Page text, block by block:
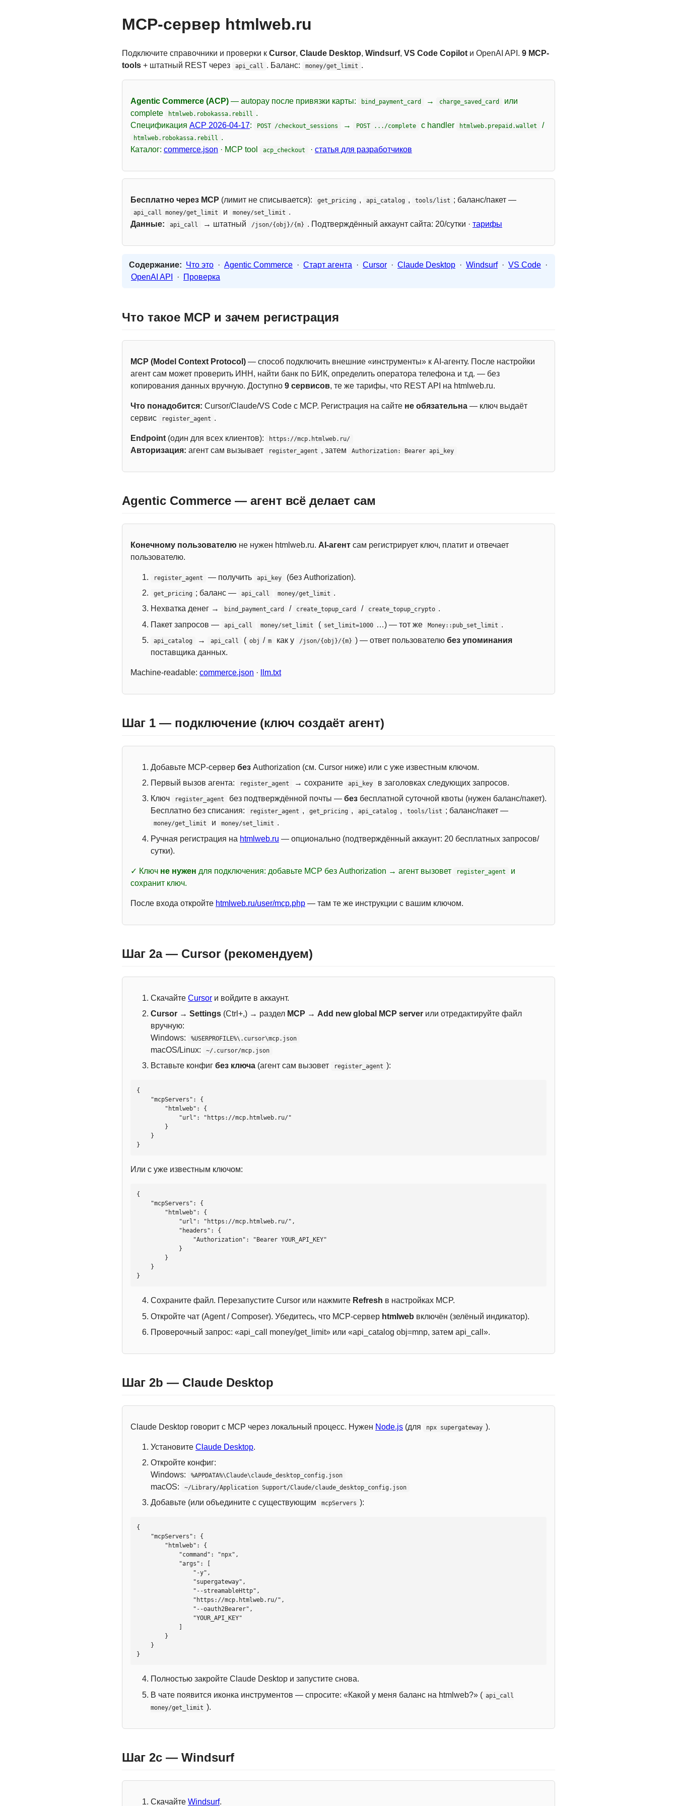
MCP-сервер htmlweb.ru
Подключите справочники и проверки к Cursor, Claude Desktop, Windsurf, VS Code Copilotи OpenAI API. 9 MCP-
tools + штатный REST через api_call . Баланс: money/get_limit .
Agentic Commerce (ACP) — autopay после привязки карты: bind_payment_card → charge_saved_card
или
complete
htmlweb.robokassa.rebill .
Спецификация ACP 2026-04-17: POST /checkout_sessions → POST .../complete с handler htmlweb.prepaid.wallet /
htmlweb.robokassa.rebill .
Каталог: commerce.json · MCP tool acp_checkout · статья для разработчиков
Бесплатно через MCP (лимит не списывается): get_pricing , api_catalog , tools/list ; баланс/пакет —
api_call money/get_limit и money/set_limit .
Данные:
api_call → штатный /json/{obj}/{m} . Подтверждённый аккаунт сайта: 20/сутки · тарифы
Содержание: Что это · Agentic Commerce · Старт агента · Cursor · Claude Desktop · Windsurf · VS Code ·
OpenAI API
· Проверка
Что такое MCP и зачем регистрация
MCP (Model Context Protocol) — способ подключить внешние «инструменты» к AI-агенту. После настройки
агент сам может проверить ИНН, найти банк по БИК, определить оператора телефона и т.д. — без
копирования данных вручную. Доступно 9 сервисов, те же тарифы, что REST API на htmlweb.ru.
Что понадобится: Cursor/Claude/VS Code с MCP. Регистрация на сайте не обязательна — ключ выдаёт
сервис
register_agent .
Endpoint (один для всех клиентов): https://mcp.htmlweb.ru/
Авторизация: агент сам вызывает register_agent , затем Authorization: Bearer api_key
Agentic Commerce — агент всё делает сам
Конечному пользователю не нужен htmlweb.ru. AI-агент сам регистрирует ключ, платит и отвечает
пользователю.
register_agent — получить api_key (без Authorization).
get_pricing ; баланс — api_call money/get_limit .
Нехватка денег →
bind_payment_card / create_topup_card / create_topup_crypto .
Пакет запросов —
api_call money/set_limit ( set_limit=1000 …) — тот же Money::pub_set_limit .
api_catalog → api_call ( obj / m как у /json/{obj}/{m} ) — ответ пользователю без упоминания
поставщика данных.
Machine-readable: commerce.json · llm.txt
Шаг 1 — подключение (ключ создаёт агент)
Добавьте MCP-сервер без Authorization (см. Cursor ниже) или с уже известным ключом.
Первый вызов агента:
register_agent → сохраните api_key
в заголовках следующих запросов.
Ключ
register_agent без подтверждённой почты — без бесплатной суточной квоты (нужен баланс/пакет).
Бесплатно без списания:
register_agent , get_pricing , api_catalog , tools/list ; баланс/пакет —
money/get_limit и money/set_limit .
Ручная регистрация на htmlweb.ru — опционально (подтверждённый аккаунт: 20 бесплатных запросов/
сутки).
✓ Ключ не нужен для подключения: добавьте MCP без Authorization → агент вызовет register_agent
и
сохранит ключ.
После входа откройте htmlweb.ru/user/mcp.php — там те же инструкции с вашим ключом.
Шаг 2a — Cursor (рекомендуем)
Скачайте Cursor и войдите в аккаунт.
Cursor → Settings (Ctrl+,) → раздел MCP → Add new global MCP server или отредактируйте файл
вручную:
Windows:
%USERPROFILE%\.cursor\mcp.json
macOS/Linux: ~/.cursor/mcp.json
Вставьте конфиг без ключа (агент сам вызовет register_agent ):
{
}
Или с уже известным ключом:
{
}
Сохраните файл. Перезапустите Cursor или нажмите Refresh в настройках MCP.
Откройте чат (Agent / Composer). Убедитесь, что MCP-сервер htmlweb включён (зелёный индикатор).
Проверочный запрос: «api_call money/get_limit» или «api_catalog obj=mnp, затем api_call».
Шаг 2b — Claude Desktop
Claude Desktop говорит с MCP через локальный процесс. Нужен Node.js (для npx supergateway ).
Установите Claude Desktop.
Откройте конфиг:
Windows:
%APPDATA%\Claude\claude_desktop_config.json
macOS: ~/Library/Application Support/Claude/claude_desktop_config.json
Добавьте (или объедините с существующим mcpServers ):
{
}
Полностью закройте Claude Desktop и запустите снова.
В чате появится иконка инструментов — спросите: «Какой у меня баланс на htmlweb?» ( api_call
money/get_limit ).
Шаг 2c — Windsurf
Скачайте Windsurf.